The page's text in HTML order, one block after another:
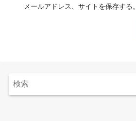
メールアドレス、サイトを保存する。